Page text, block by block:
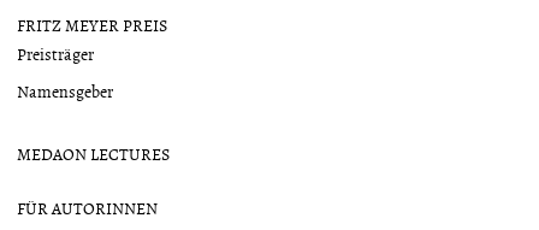
FRITZ MEYER PREIS
Preisträger
Namensgeber
MEDAON LECTURES
FÜR AUTORINNEN